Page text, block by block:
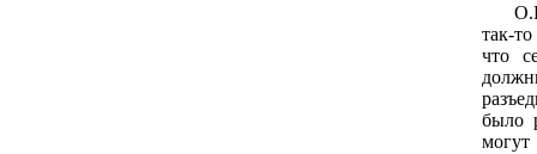
О.Р.
так-
что
было